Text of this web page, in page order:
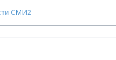
СМИ2